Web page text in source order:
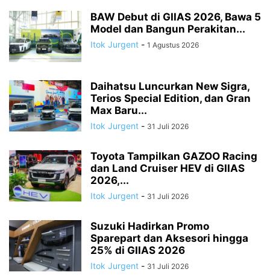
BAW Debut di GIIAS 2026, Bawa 5
Model dan Bangun Perakitan...
Itok Jurgent - 1 Agustus 2026
Daihatsu Luncurkan New Sigra,
Terios Special Edition, dan Gran
Max Baru...
Itok Jurgent - 31 Juli 2026
Toyota Tampilkan GAZOO Racing
dan Land Cruiser HEV di GIIAS
2026,...
Itok Jurgent - 31 Juli 2026
Suzuki Hadirkan Promo
Sparepart dan Aksesori hingga
25% di GIIAS 2026
Itok Jurgent - 31 Juli 2026